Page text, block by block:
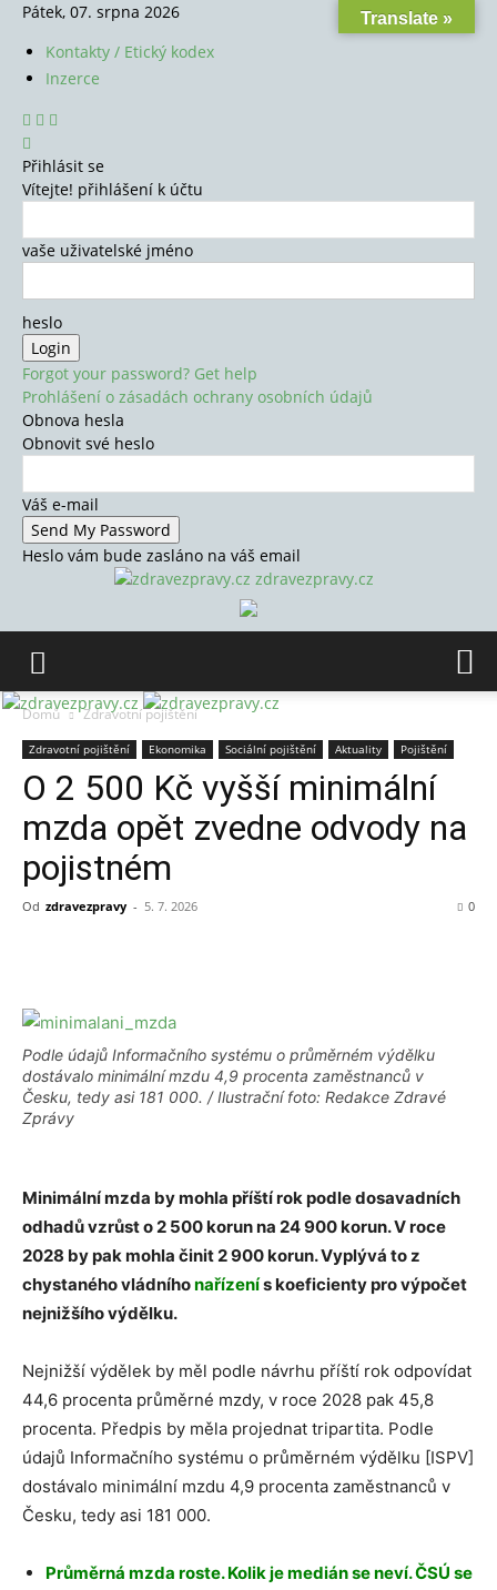
Pátek, 07. srpna 2026
Kontakty / Etický kodex
Inzerce
Přihlásit se
Vítejte! přihlášení k účtu
vaše uživatelské jméno
heslo
Forgot your password? Get help
Prohlášení o zásadách ochrany osobních údajů
Obnova hesla
Obnovit své heslo
Váš e-mail
Heslo vám bude zasláno na váš email
zdravezpravy.cz
Domů Zdravotní pojištění
Zdravotní pojištění Ekonomika Sociální pojištění Aktuality Pojištění
O 2 500 Kč vyšší minimální
mzda opět zvedne odvody na
pojistném
Od zdravezpravy - 5. 7. 2026 0
Podle údajů Informačního systému o průměrném výdělku
dostávalo minimální mzdu 4,9 procenta zaměstnanců v
Česku, tedy asi 181 000. / Ilustrační foto: Redakce Zdravé
Zprávy
Minimální mzda by mohla příští rok podle dosavadních
odhadů vzrůst o 2 500 korun na 24 900 korun. V roce
2028 by pak mohla činit 2 900 korun. Vyplývá to z
chystaného vládníhonařízenís koeficienty pro výpočet
nejnižšího výdělku.
Nejnižší výdělek by měl podle návrhu příští rok odpovídat
44,6 procenta průměrné mzdy, v roce 2028 pak 45,8
procenta. Předpis by měla projednat tripartita. Podle
údajů Informačního systému o průměrném výdělku [ISPV]
dostávalo minimální mzdu 4,9 procenta zaměstnanců v
Česku, tedy asi 181 000.
Průměrná mzda roste. Kolik je medián se neví. ČSÚ se
Translate »